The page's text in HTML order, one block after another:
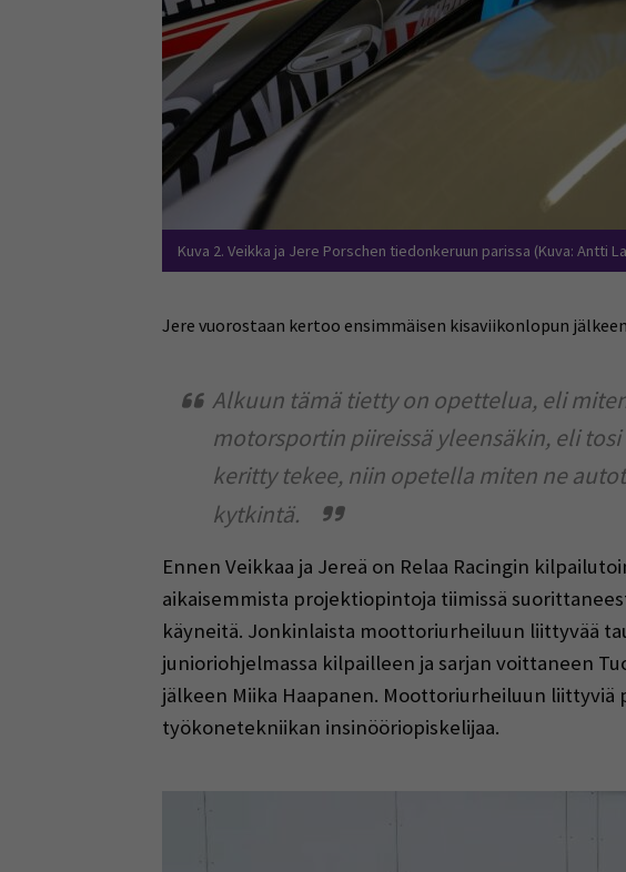
Kuva 2. Veikka ja Jere Porschen tiedonkeruun parissa (Kuva: Antti
Jere vuorostaan kertoo ensimmäisen kisaviikonlopun
Alkuun tämä tietty on opettelua, eli
motorsportin piireissä yleensäkin, eli
keritty tekee, niin opetella miten ne
kytkintä.
Ennen Veikkaa ja Jereä on Relaa Racingin
aikaisemmista projektiopintoja tiimissä
käyneitä. Jonkinlaista moottoriurheiluun liittyvää
junioriohjelmassa kilpailleen ja sarjan voittaneen
jälkeen Miika Haapanen. Moottoriurheiluun
työkonetekniikan insinööriopiskelijaa.